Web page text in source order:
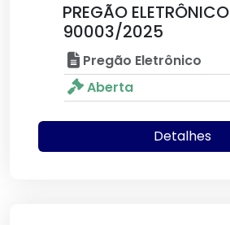
PREGÃO ELETRÔNICO
90003/2025
Pregão Eletrônico
Aberta
Detalhes